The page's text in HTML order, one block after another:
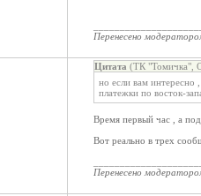
Перенесено
Цитата (ТК "Томичка",
но если вам интересно
платежки по восток-
Время первый час , а
Вот реально в трех
Перенесено